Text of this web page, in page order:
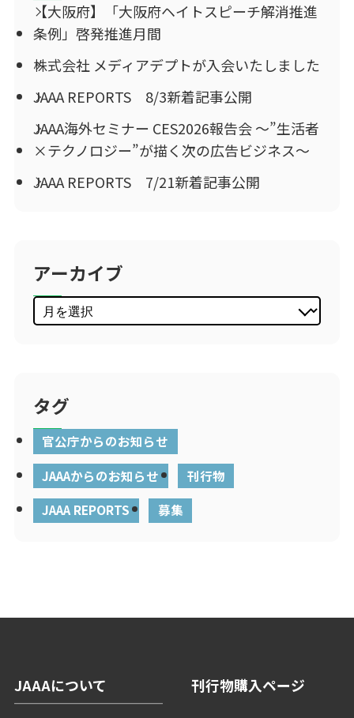
【大阪府】「大阪府ヘイトスピーチ解消推進
条例」啓発推進月間
株式会社 メディアデプトが入会いたしました
JAAA REPORTS 8/3新着記事公開
JAAA海外セミナー CES2026報告会 ～”生活者
×テクノロジー”が描く次の広告ビジネス～
JAAA REPORTS 7/21新着記事公開
アーカイブ
タグ
官公庁からのお知らせ
JAAAからのお知らせ
刊行物
JAAA REPORTS
募集
JAAAについて 刊行物購入ページ